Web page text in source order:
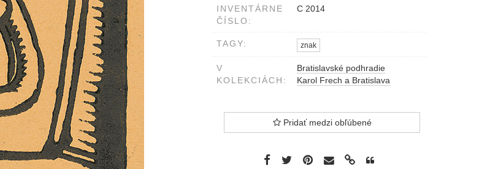
INVENTÁRNE
ČÍSLO:
C 2014
TAGY: znak
V
KOLEKCIÁCH:
Bratislavské podhradie
Karol Frech a Bratislava
Pridať medzi obľúbené